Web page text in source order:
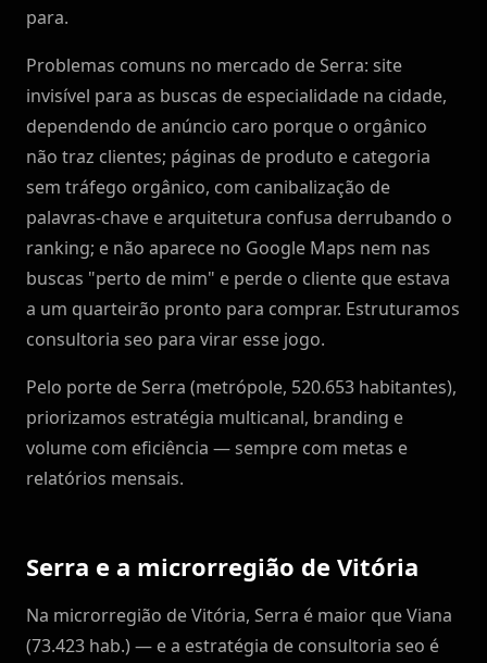
para.
Problemas comuns no mercado de Serra: site
invisível para as buscas de especialidade na cidade,
dependendo de anúncio caro porque o orgânico
não traz clientes; páginas de produto e categoria
sem tráfego orgânico, com canibalização de
palavras-chave e arquitetura confusa derrubando o
ranking; e não aparece no Google Maps nem nas
buscas "perto de mim" e perde o cliente que estava
a um quarteirão pronto para comprar. Estruturamos
consultoria seo para virar esse jogo.
Pelo porte de Serra (metrópole, 520.653 habitantes),
priorizamos estratégia multicanal, branding e
volume com eficiência — sempre com metas e
relatórios mensais.
Serra e a microrregião de Vitória
Na microrregião de Vitória, Serra é maior que Viana
(73.423 hab.) — e a estratégia de consultoria seo é